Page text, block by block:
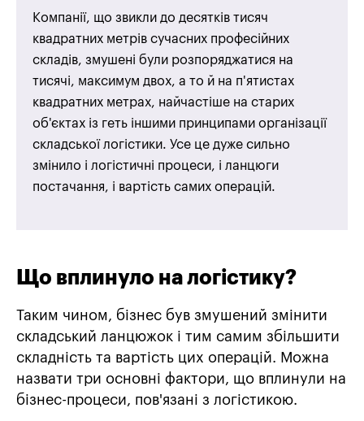
Компанії, що звикли до десятків тисяч
квадратних метрів сучасних професійних
складів, змушені були розпоряджатися на
тисячі, максимум двох, а то й на п'ятистах
квадратних метрах, найчастіше на старих
об'єктах із геть іншими принципами організації
складської логістики. Усе це дуже сильно
змінило і логістичні процеси, і ланцюги
постачання, і вартість самих операцій.
Що вплинуло на логістику?
Таким чином, бізнес був змушений змінити
складський ланцюжок і тим самим збільшити
складність та вартість цих операцій. Можна
назвати три основні фактори, що вплинули на
бізнес-процеси, пов'язані з логістикою.